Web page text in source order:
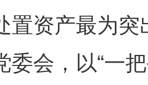
置资产最为
委会，以“一